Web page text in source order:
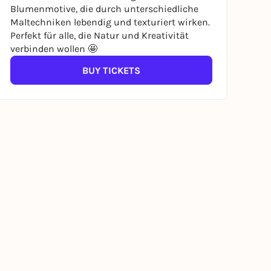
Blumenmotive, die durch unterschiedliche
Maltechniken lebendig und texturiert wirken.
Perfekt für alle, die Natur und Kreativität
verbinden wollen 🤩
BUY TICKETS